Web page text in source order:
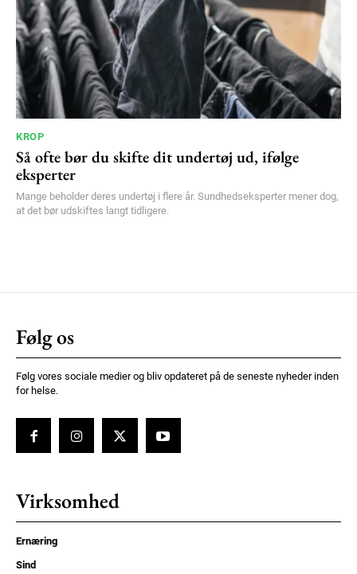
KROP
Så ofte bør du skifte dit undertøj ud, ifølge
eksperter
Mange beholder deres undertøj i flere år. Sundhedseksperter mener dog,
at det bør udskiftes langt tidligere.
Følg os
Følg vores sociale medier og bliv opdateret på de seneste nyheder inden
for helse.
Virksomhed
Ernæring
Sind